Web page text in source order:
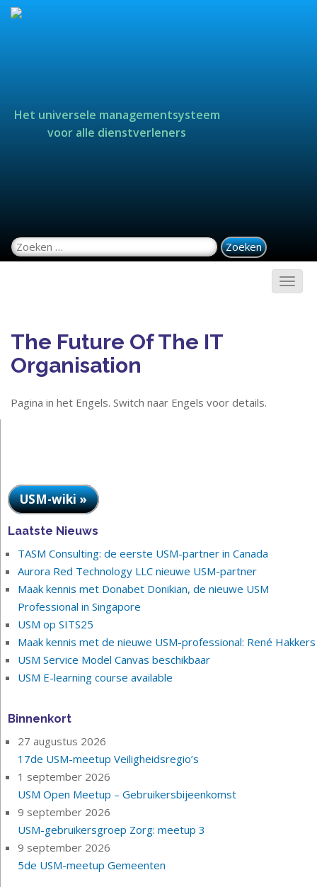
Het universele managementsysteem
voor alle dienstverleners
Zoeken naar:
The Future Of The IT
Organisation
Pagina in het Engels. Switch naar Engels voor details.
USM-wiki »
Laatste Nieuws
TASM Consulting: de eerste USM-partner in Canada
Aurora Red Technology LLC nieuwe USM-partner
Maak kennis met Donabet Donikian, de nieuwe USM
Professional in Singapore
USM op SITS25
Maak kennis met de nieuwe USM-professional: René Hakkers
USM Service Model Canvas beschikbaar
USM E-learning course available
Binnenkort
27 augustus 2026
17de USM-meetup Veiligheidsregio’s
1 september 2026
USM Open Meetup – Gebruikersbijeenkomst
9 september 2026
USM-gebruikersgroep Zorg: meetup 3
9 september 2026
5de USM-meetup Gemeenten